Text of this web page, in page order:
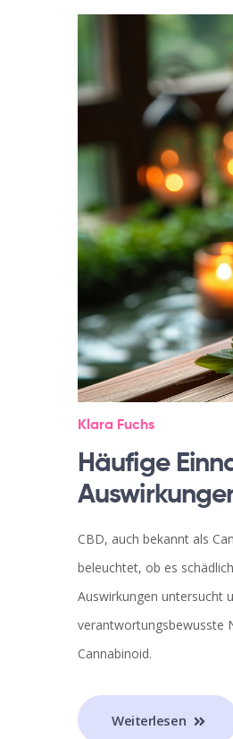
Klara Fuchs
Häufige
CBD, auch bekannt als
beleuchtet, ob es
Auswirkungen untersucht
verantwortungsbewusste
Cannabinoid.
Weiterlesen